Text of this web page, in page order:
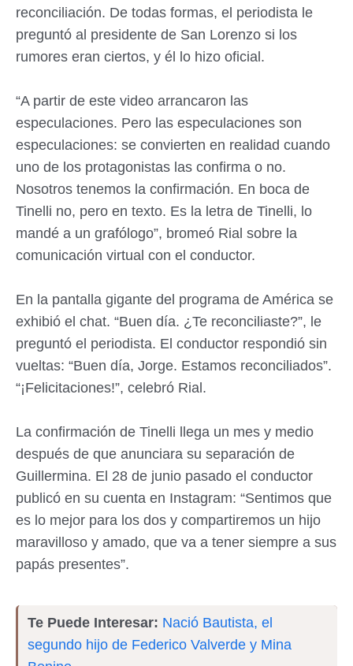
reconciliación. De todas formas, el periodista le
preguntó al presidente de San Lorenzo si los
rumores eran ciertos, y él lo hizo oficial.
“A partir de este video arrancaron las
especulaciones. Pero las especulaciones son
especulaciones: se convierten en realidad cuando
uno de los protagonistas las confirma o no.
Nosotros tenemos la confirmación. En boca de
Tinelli no, pero en texto. Es la letra de Tinelli, lo
mandé a un grafólogo”, bromeó Rial sobre la
comunicación virtual con el conductor.
En la pantalla gigante del programa de América se
exhibió el chat. “Buen día. ¿Te reconciliaste?”, le
preguntó el periodista. El conductor respondió sin
vueltas: “Buen día, Jorge. Estamos reconciliados”.
“¡Felicitaciones!”, celebró Rial.
La confirmación de Tinelli llega un mes y medio
después de que anunciara su separación de
Guillermina. El 28 de junio pasado el conductor
publicó en su cuenta en Instagram: “Sentimos que
es lo mejor para los dos y compartiremos un hijo
maravilloso y amado, que va a tener siempre a sus
papás presentes”.
Te Puede Interesar: Nació Bautista, el
segundo hijo de Federico Valverde y Mina